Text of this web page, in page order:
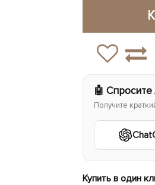
🤖 Спросите
Получите
Купить в один